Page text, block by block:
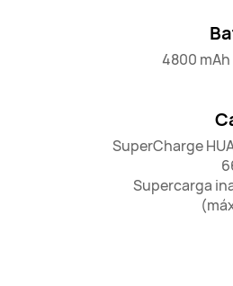
4800
SuperCharge